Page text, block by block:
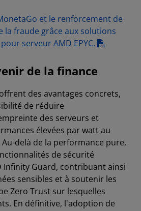
et le renforcement de
fraude grâce aux solutions
serveur AMD EPYC.
de la finance
des avantages concrets,
de réduire
des serveurs et
élevées par watt au
delà de la performance pure,
de sécurité
Infinity Guard, contribuant ainsi
sensibles et à soutenir les
Zero Trust sur lesquelles
En définitive, l'adoption de